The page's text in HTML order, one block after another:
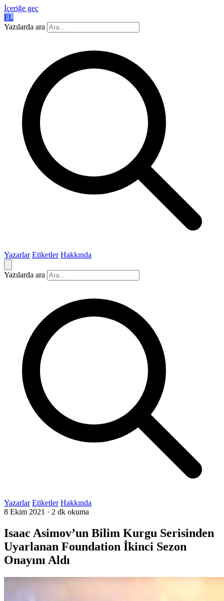
İçeriğe geç
FL
Yazılarda ara
Yazarlar Etiketler Hakkında
Yazılarda ara
Yazarlar Etiketler Hakkında
8 Ekim 2021 · 2 dk okuma
Isaac Asimov’un Bilim Kurgu Serisinden
Uyarlanan Foundation İkinci Sezon
Onayını Aldı